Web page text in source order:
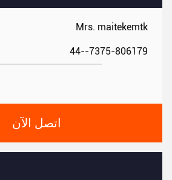
Mrs. maitekemtk
44--7375-806179
اتصل الآن